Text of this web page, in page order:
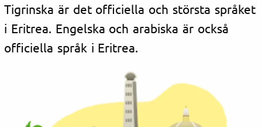
Tigrinska är det officiella och största språket
i Eritrea. Engelska och arabiska är också
officiella språk i Eritrea.